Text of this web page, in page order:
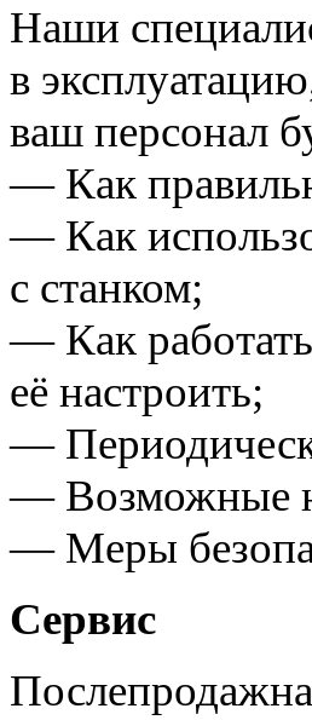
Наши
в
ваш персонал
— Как
— Как
с станком;
— Как
её настроить;
—
— Возможные
— Меры
Сервис